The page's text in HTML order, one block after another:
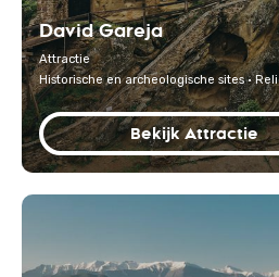
David Gareja
Attractie
Historische en archeologische sites ·
Bekijk Attractie